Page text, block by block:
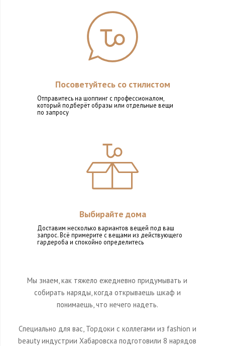
Посоветуйтесь со стилистом
Отправитесь на шоппинг с профессионалом,
который подберёт образы или отдельные вещи
по запросу
Выбирайте дома
Доставим несколько вариантов вещей под ваш
запрос. Всё примерите с вещами из действующего
гардероба и спокойно определитесь
Мы знаем, как тяжело ежедневно придумывать и
собирать наряды, когда открываешь шкаф и
понимаешь, что нечего надеть.
Специально для вас, Тордоки с коллегами из fashion и
beauty индустрии Хабаровска подготовили 8 нарядов